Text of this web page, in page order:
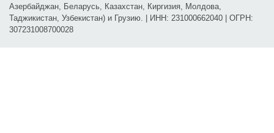
Азербайджан, Беларусь, Казахстан, Киргизия, Молдова,
Таджикистан, Узбекистан) и Грузию. | ИНН: 231000662040 | ОГРН:
307231008700028